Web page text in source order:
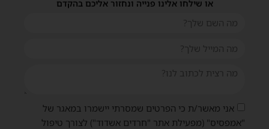
או שילחו אלינו פנייה ונחזור אליכם בהקדם
אני מאשר/ת כי הפרטים שמסרתי יישמרו במאגר של
"אמפסיס" (מפעילת אתר "חרדים אשדוד") לצורך טיפול